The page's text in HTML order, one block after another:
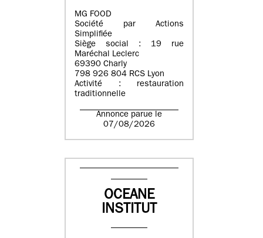
MG FOOD
Société par Actions
Simplifiée
Siège social : 19 rue
Maréchal Leclerc
69390 Charly
798 926 804 RCS Lyon
Activité : restauration
traditionnelle
Annonce parue le
07/08/2026
OCEANE
INSTITUT